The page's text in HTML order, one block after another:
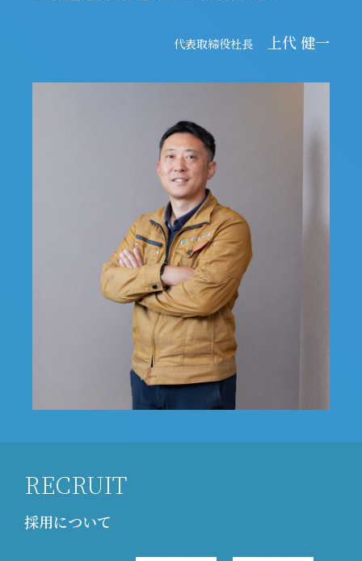
代表取締役社長 上代 健一
RECRUIT
採用について